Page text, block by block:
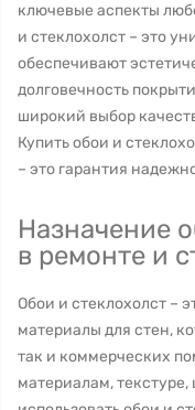
ключевые аспекты
и стеклохолст – это
обеспечивают
долговечность
широкий выбор
Купить обои и
– это гарантия
Назначение
в ремонте и
Обои и стеклохолст –
материалы для стен,
так и коммерческих
материалам,